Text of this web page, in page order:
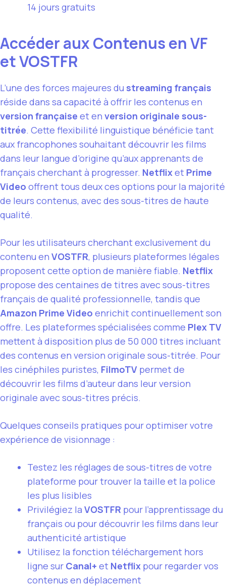
14 jours gratuits
Accéder aux Contenus en VF
et VOSTFR
L’une des forces majeures du streaming français
réside dans sa capacité à offrir les contenus en
version française et en version originale sous-
titrée. Cette flexibilité linguistique bénéficie tant
aux francophones souhaitant découvrir les films
dans leur langue d’origine qu’aux apprenants de
français cherchant à progresser. Netflixet Prime
Video offrent tous deux ces options pour la majorité
de leurs contenus, avec des sous-titres de haute
qualité.
Pour les utilisateurs cherchant exclusivement du
contenu en VOSTFR, plusieurs plateformes légales
proposent cette option de manière fiable. Netflix
propose des centaines de titres avec sous-titres
français de qualité professionnelle, tandis que
Amazon Prime Video enrichit continuellement son
offre. Les plateformes spécialisées comme Plex TV
mettent à disposition plus de 50 000 titres incluant
des contenus en version originale sous-titrée. Pour
les cinéphiles puristes, FilmoTV permet de
découvrir les films d’auteur dans leur version
originale avec sous-titres précis.
Quelques conseils pratiques pour optimiser votre
expérience de visionnage :
Testez les réglages de sous-titres de votre
plateforme pour trouver la taille et la police
les plus lisibles
Privilégiez la VOSTFR pour l’apprentissage du
français ou pour découvrir les films dans leur
authenticité artistique
Utilisez la fonction téléchargement hors
ligne sur Canal+ et Netflix pour regarder vos
contenus en déplacement